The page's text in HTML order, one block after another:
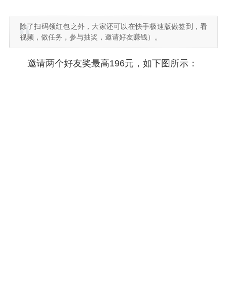
除了扫码领红包之外，大家还可以在快手极速版做签到，看
视频，做任务，参与抽奖，邀请好友赚钱）。
邀请两个好友奖最高196元，如下图所示：